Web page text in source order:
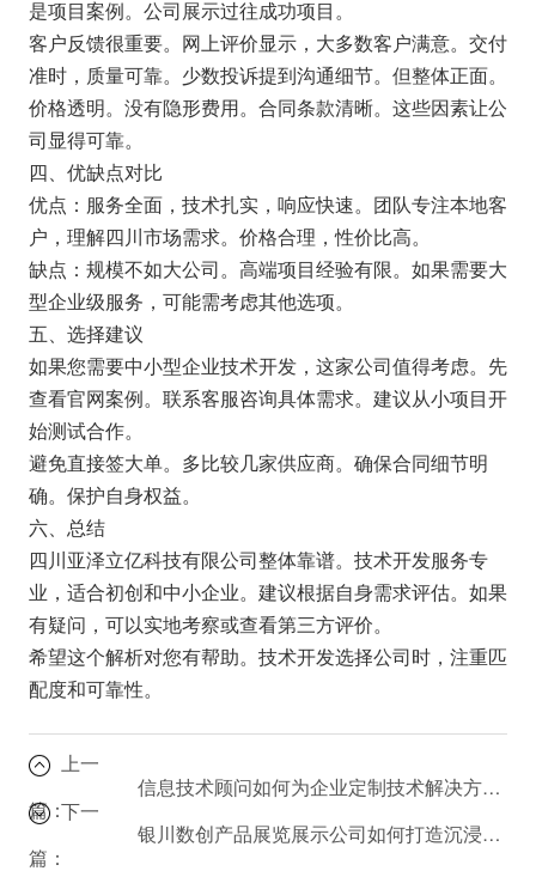
是项目案例。公司展示过往成功项目。
客户反馈很重要。网上评价显示，大多数客户满意。交付
准时，质量可靠。少数投诉提到沟通细节。但整体正面。
价格透明。没有隐形费用。合同条款清晰。这些因素让公
司显得可靠。
四、优缺点对比
优点：服务全面，技术扎实，响应快速。团队专注本地客
户，理解四川市场需求。价格合理，性价比高。
缺点：规模不如大公司。高端项目经验有限。如果需要大
型企业级服务，可能需考虑其他选项。
五、选择建议
如果您需要中小型企业技术开发，这家公司值得考虑。先
查看官网案例。联系客服咨询具体需求。建议从小项目开
始测试合作。
避免直接签大单。多比较几家供应商。确保合同细节明
确。保护自身权益。
六、总结
四川亚泽立亿科技有限公司整体靠谱。技术开发服务专
业，适合初创和中小企业。建议根据自身需求评估。如果
有疑问，可以实地考察或查看第三方评价。
希望这个解析对您有帮助。技术开发选择公司时，注重匹
配度和可靠性。
上一
篇：
信息技术顾问如何为企业定制技术解决方案？
下一
篇：
银川数创产品展览展示公司如何打造沉浸式体验？